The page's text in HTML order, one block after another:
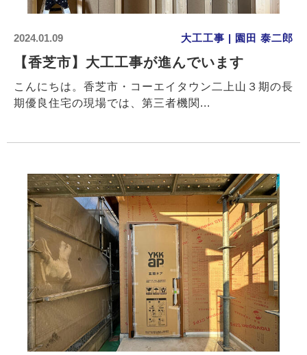
2024.01.09 大工工事 | 園田 泰二郎
【香芝市】大工工事が進んでいます
こんにちは。香芝市・コーエイタウン二上山３期の長
期優良住宅の現場では、第三者機関...